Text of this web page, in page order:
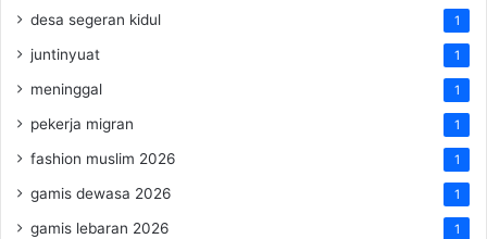
desa segeran kidul 1
juntinyuat 1
meninggal 1
pekerja migran 1
fashion muslim 2026 1
gamis dewasa 2026 1
gamis lebaran 2026 1